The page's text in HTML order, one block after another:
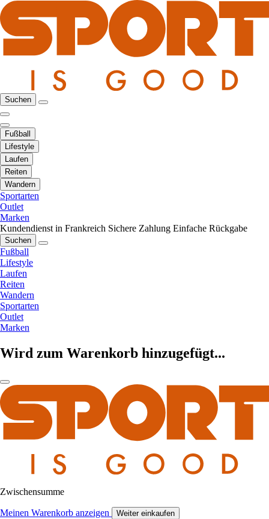
Suchen
Fußball
Lifestyle
Laufen
Reiten
Wandern
Sportarten
Outlet
Marken
Kundendienst in Frankreich Sichere Zahlung Einfache Rückgabe
Suchen
Fußball
Lifestyle
Laufen
Reiten
Wandern
Sportarten
Outlet
Marken
Wird zum Warenkorb hinzugefügt...
Zwischensumme
Meinen Warenkorb anzeigen Weiter einkaufen